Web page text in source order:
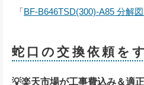
「BF-B646TSD(300)-A85 分解
蛇口の交換依頼を
💡楽天市場が工事費込み＆適